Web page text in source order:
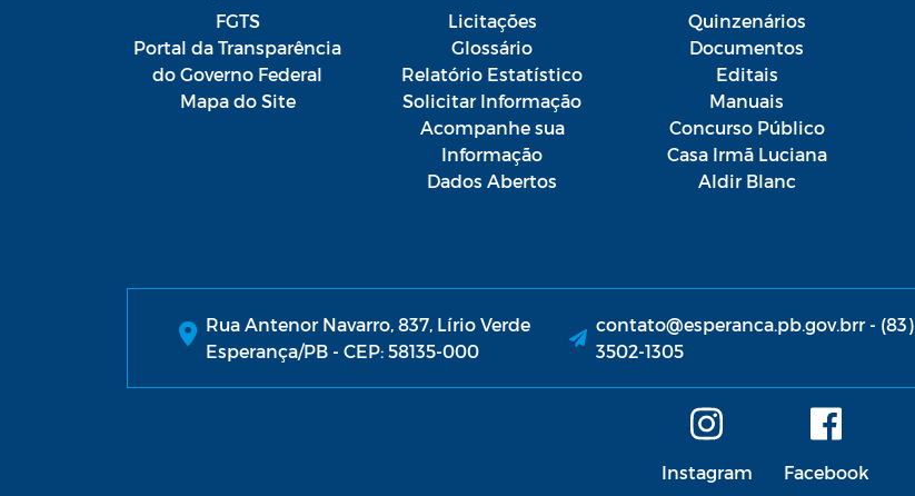
FGTS
Portal da Transparência
do Governo Federal
Mapa do Site
Licitações
Glossário
Relatório Estatístico
Solicitar Informação
Acompanhe sua
Informação
Dados Abertos
Quinzenários
Documentos
Editais
Manuais
Concurso Público
Casa Irmã Luciana
Aldir Blanc
Rua Antenor Navarro, 837, Lírio Verde
Esperança/PB - CEP: 58135-000
contato@esperanca.pb.gov.brr - (83)
3502-1305
Instagram Facebook